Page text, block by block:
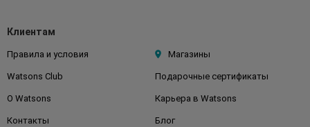
Клиентам
Правила и условия Магазины
Watsons Club Подарочные сертификаты
О Watsons Карьера в Watsons
Контакты Блог